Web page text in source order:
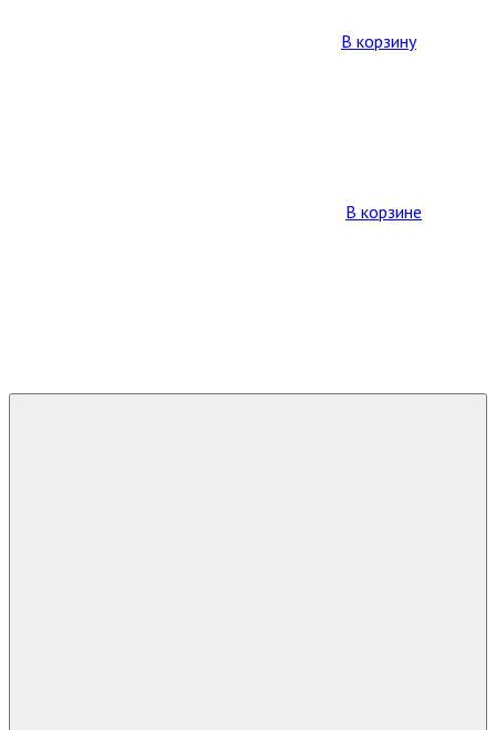
В корзину
В корзине